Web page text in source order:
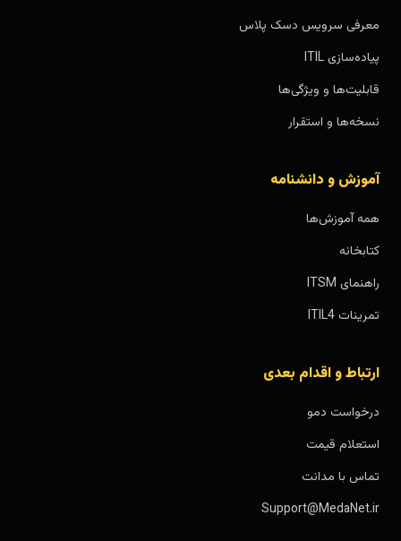
معرفی سرویس دسک پلاس
پیاده‌سازی ITIL
قابلیت‌ها و ویژگی‌ها
نسخه‌ها و استقرار
آموزش و دانشنامه
همه آموزش‌ها
کتابخانه
راهنمای ITSM
تمرینات ITIL4
ارتباط و اقدام بعدی
درخواست دمو
استعلام قیمت
تماس با مدانت
Support@MedaNet.ir